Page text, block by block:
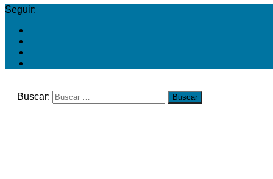
Seguir:
Buscar: